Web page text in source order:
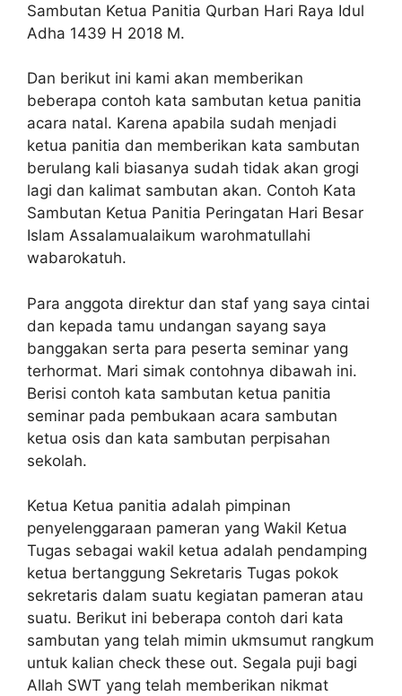
Sambutan Ketua Panitia Qurban Hari Raya Idul
Adha 1439 H 2018 M.
Dan berikut ini kami akan memberikan
beberapa contoh kata sambutan ketua panitia
acara natal. Karena apabila sudah menjadi
ketua panitia dan memberikan kata sambutan
berulang kali biasanya sudah tidak akan grogi
lagi dan kalimat sambutan akan. Contoh Kata
Sambutan Ketua Panitia Peringatan Hari Besar
Islam Assalamualaikum warohmatullahi
wabarokatuh.
Para anggota direktur dan staf yang saya cintai
dan kepada tamu undangan sayang saya
banggakan serta para peserta seminar yang
terhormat. Mari simak contohnya dibawah ini.
Berisi contoh kata sambutan ketua panitia
seminar pada pembukaan acara sambutan
ketua osis dan kata sambutan perpisahan
sekolah.
Ketua Ketua panitia adalah pimpinan
penyelenggaraan pameran yang Wakil Ketua
Tugas sebagai wakil ketua adalah pendamping
ketua bertanggung Sekretaris Tugas pokok
sekretaris dalam suatu kegiatan pameran atau
suatu. Berikut ini beberapa contoh dari kata
sambutan yang telah mimin ukmsumut rangkum
untuk kalian check these out. Segala puji bagi
Allah SWT yang telah memberikan nikmat